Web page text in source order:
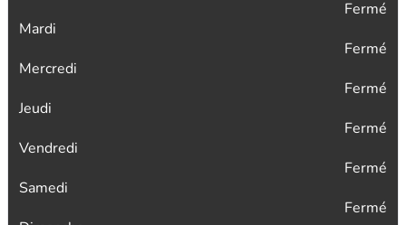
Fermé
Mardi
Fermé
Mercredi
Fermé
Jeudi
Fermé
Vendredi
Fermé
Samedi
Fermé